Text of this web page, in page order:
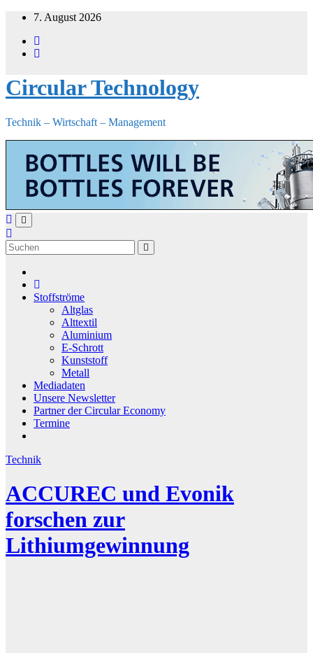
Zum
springen
7. August 2026
Circular Technology
Technik – Wirtschaft – Management
Stoffströme
Altglas
Alttextil
Aluminium
E-Schrott
Kunststoff
Metall
Mediadaten
Unsere Newsletter
Partner der Circular Economy
Termine
Technik
ACCUREC und Evonik
forschen zur
Lithiumgewinnung